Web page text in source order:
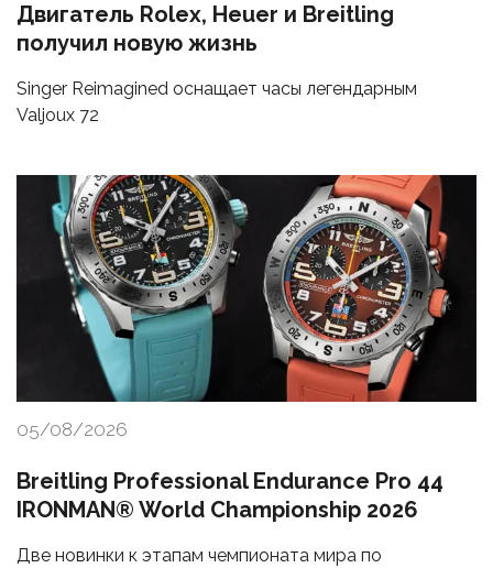
Двигатель Rolex, Heuer и Breitling
получил новую жизнь
Singer Reimagined оснащает часы легендарным
Valjoux 72
05/08/2026
Breitling Professional Endurance Pro 44
IRONMAN® World Championship 2026
Две новинки к этапам чемпионата мира по